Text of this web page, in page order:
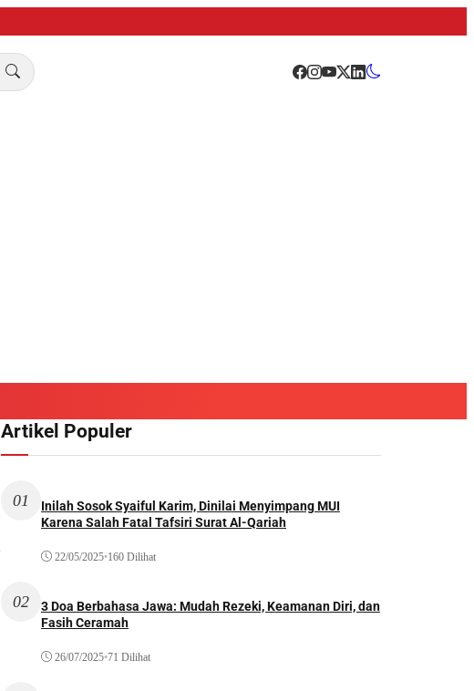
Artikel Populer
01
Inilah Sosok Syaiful Karim, Dinilai Menyimpang MUI
Karena Salah Fatal Tafsiri Surat Al-Qariah
22/05/2025•160 Dilihat
02
3 Doa Berbahasa Jawa: Mudah Rezeki, Keamanan Diri, dan
Fasih Ceramah
26/07/2025•71 Dilihat